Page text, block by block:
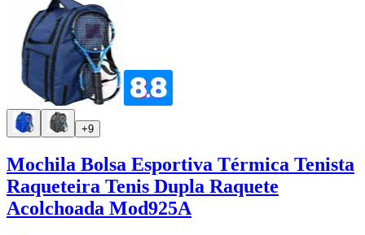
+9
Mochila Bolsa Esportiva Térmica Tenista
Raqueteira Tenis Dupla Raquete
Acolchoada Mod925A